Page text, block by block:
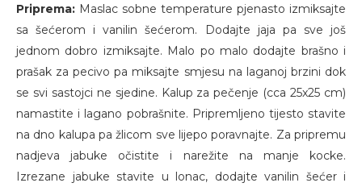
Priprema: Maslac sobne temperature pjenasto izmiksajte
sa šećerom i vanilin šećerom. Dodajte jaja pa sve još
jednom dobro izmiksajte. Malo po malo dodajte brašno i
prašak za pecivo pa miksajte smjesu na laganoj brzini dok
se svi sastojci ne sjedine. Kalup za pečenje (cca 25x25 cm)
namastite i lagano pobrašnite. Pripremljeno tijesto stavite
na dno kalupa pa žlicom sve lijepo poravnajte. Za pripremu
nadjeva jabuke očistite i narežite na manje kocke.
Izrezane jabuke stavite u lonac, dodajte vanilin šećer i